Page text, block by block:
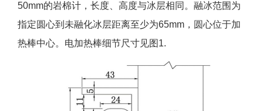
50mm的岩棉计，长度、高度与冰层相同。融冰范围为
指定圆心到未融化冰层距离至少为65mm，圆心位于加
热棒中心。电加热棒细节尺寸见图1.